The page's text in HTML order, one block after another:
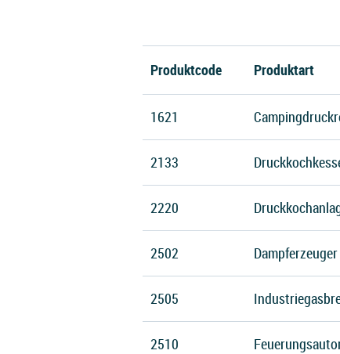
Produktcode Produktart
1621
2133
2220
2502 Dampferzeuger
2505
2510